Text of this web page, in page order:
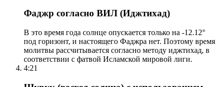
Фаджр согласно ВИЛ (Иджтихад)
В это время года солнце опускается только на -12.12°
под горизонт, и настоящего Фаджра нет. Поэтому время
молитвы рассчитывается согласно методу иджтихад, в
соответствии с фатвой Исламской мировой лиги.
4:21